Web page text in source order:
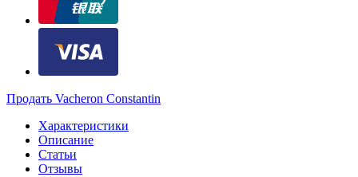
Продать Vacheron Constantin
Характеристики
Описание
Статьи
Отзывы